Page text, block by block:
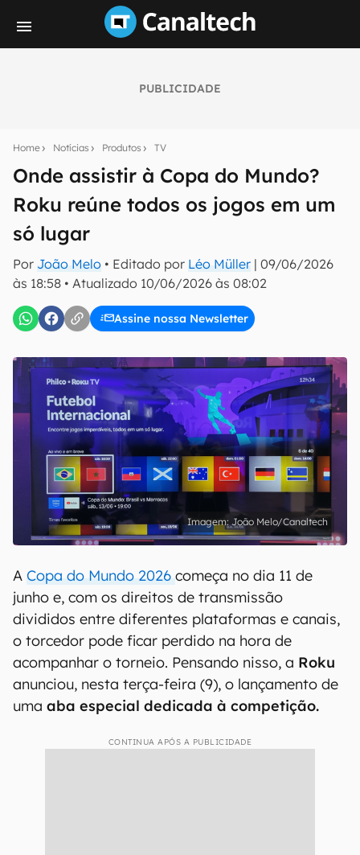
PUBLICIDADE
Home Notícias Produtos TV
Onde assistir à Copa do Mundo?
Roku reúne todos os jogos em um
só lugar
Por João Melo • Editado por Léo Müller | 09/06/2026
às 18:58 • Atualizado 10/06/2026 às 08:02
Assine nossa Newsletter
notícias e reviews sobre tecnologia em primeira
mão.
E-mail
inscreva-se
Confirmo que li, aceito e concordo com os Termos de
Uso e Política de Privacidade do Canaltech.
João Melo/Canaltech
A Copa do Mundo 2026 começa no dia 11 de
junho e, com os direitos de transmissão
divididos entre diferentes plataformas e canais,
o torcedor pode ficar perdido na hora de
acompanhar o torneio. Pensando nisso, a Roku
anunciou, nesta terça-feira (9), o lançamento de
uma aba especial dedicada à competição.
CONTINUA APÓS A PUBLICIDADE